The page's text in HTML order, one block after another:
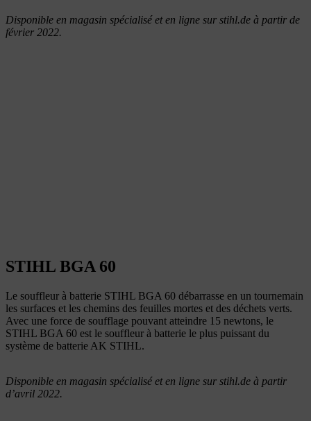
Disponible en magasin spécialisé et en ligne sur stihl.de à partir de
février 2022.
STIHL BGA 60
Le souffleur à batterie STIHL BGA 60 débarrasse en un tournemain
les surfaces et les chemins des feuilles mortes et des déchets verts.
Avec une force de soufflage pouvant atteindre 15 newtons, le
STIHL BGA 60 est le souffleur à batterie le plus puissant du
système de batterie AK STIHL.
Disponible en magasin spécialisé et en ligne sur stihl.de à partir
d’avril 2022.